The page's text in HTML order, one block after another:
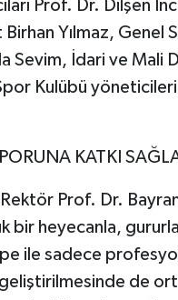
Prof. Dr. Dilşen
Birhan Yılmaz,
Sevim, İdari ve Mali
Kulübü
KATKI
Prof. Dr.
bir heyecanla,
ile sadece
de